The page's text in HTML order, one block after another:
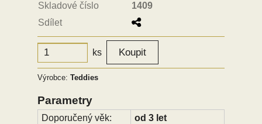
Skladové číslo
1409
Sdílet
ks
Výrobce: Teddies
Parametry
Doporučený věk:
od 3 let